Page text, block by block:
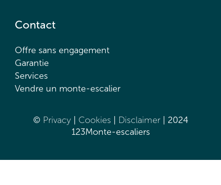
Contact
Offre sans engagement
Garantie
Services
Vendre un monte-escalier
© Privacy| Cookies Disclaimer
| 2024
123Monte-escaliers